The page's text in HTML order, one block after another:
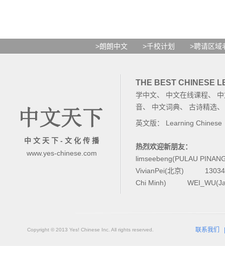
>朗朗中文 >千校计划 >聘请区域
中 文 天 下 - 文 化 传 播
www.yes-chinese.com
THE BEST CHINESE
学中文、 中文在线课程、
音、 中文词典、 古诗精选
英文版： Learning Chinese
热烈欢迎新朋友：
limseebeng(PULAU
VivianPei(北京)
Chi Minh)
Copyright © 2013 Yes! Chinese Inc. All rights reserved. 联系我们